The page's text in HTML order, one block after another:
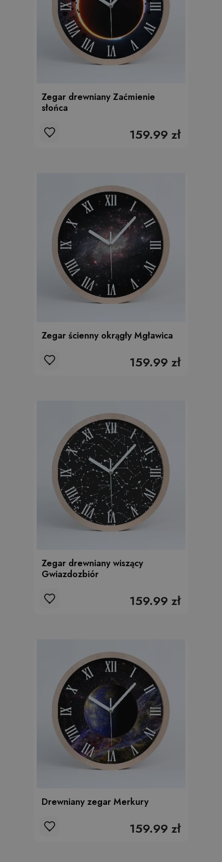
Zegar drewniany Zaćmienie
słońca
159.99 zł
Zegar ścienny okrągły Mgławica
159.99 zł
Zegar drewniany wiszący
Gwiazdozbiór
159.99 zł
Drewniany zegar Merkury
159.99 zł